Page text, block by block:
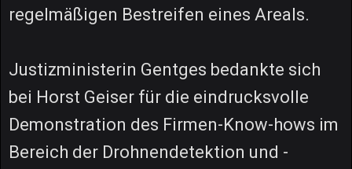
regelmäßigen Bestreifen eines Areals.
Justizministerin Gentges bedankte sich
bei Horst Geiser für die eindrucksvolle
Demonstration des Firmen-Know-hows im
Bereich der Drohnendetektion und -